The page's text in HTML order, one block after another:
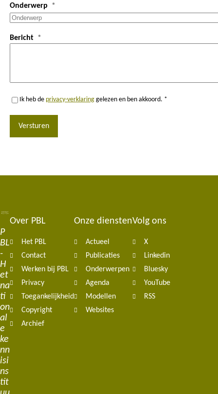
Onderwerp
Bericht
Ik heb de privacy-verklaring gelezen en ben akkoord. *
Versturen
P
BL
-
H
et
na
ti
on
al
e
ke
nn
isi
ns
tit
Footer
navigation
Over PBL
Het PBL
Contact
Werken bij PBL
Privacy
Toegankelijkheid
Copyright
Archief
Onze diensten
Actueel
Publicaties
Onderwerpen
Agenda
Modellen
Websites
Volg ons
X
Linkedin
Bluesky
YouTube
RSS